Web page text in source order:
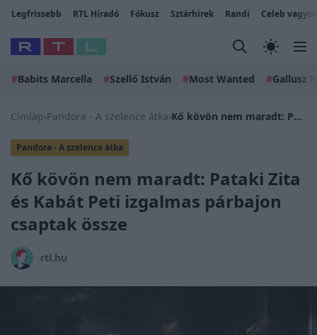
Legfrissebb RTL Híradó Fókusz Sztárhírek Randi Celeb
#Babits Marcella #Szellő István #Most Wanted #Gallusz
Címlap›Pandora - A szelence átka› Kő kövön nem maradt: Pataki Zita és Kabát Peti izgalmas párbajon csaptak össze
Pandora - A szelence átka
Kő kövön nem maradt: Pataki Zita
és Kabát Peti izgalmas párbajon
csaptak össze
rtl.hu